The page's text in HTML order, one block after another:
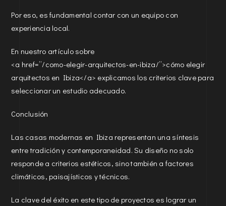
Por eso, es fundamental contar con un equipo con
experiencia local.
En nuestro artículo sobre
<a href=”/como-elegir-arquitectos-en-ibiza/”>cómo elegir
arquitectos en Ibiza</a> explicamos los criterios clave para
seleccionar un estudio adecuado.
Conclusión
Las casas modernas en Ibiza representan una síntesis
entre tradición y contemporaneidad. Su diseño no solo
responde a criterios estéticos, sino también a factores
climáticos, paisajísticos y técnicos.
La clave del éxito en este tipo de proyectos es lograr un